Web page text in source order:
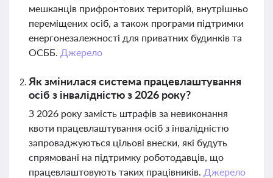
мешканців прифронтових територій, внутрішньо
переміщених осіб, а також програми підтримки
енергонезалежності для приватних будинків та
ОСББ. Джерело
Як змінилася система працевлаштування
осіб з інвалідністю з 2026 року?
З 2026 року замість штрафів за невиконання
квоти працевлаштування осіб з інвалідністю
запроваджуються цільові внески, які будуть
спрямовані на підтримку роботодавців, що
працевлаштовують таких працівників. Джерело